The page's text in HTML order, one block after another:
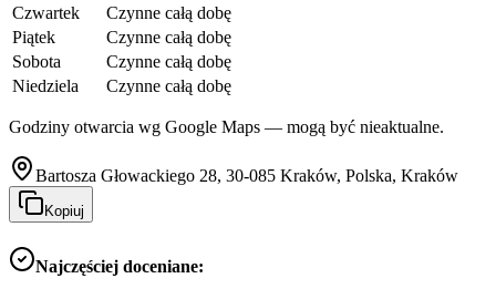
Czwartek
Czynne całą dobę
Piątek
Czynne całą dobę
Sobota
Czynne całą dobę
Niedziela
Czynne całą dobę
Godziny otwarcia wg Google Maps — mogą być nieaktualne.
Bartosza Głowackiego 28, 30-085 Kraków, Polska, Kraków
Kopiuj
Najczęściej doceniane: